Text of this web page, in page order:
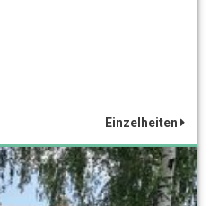
Einzelheiten